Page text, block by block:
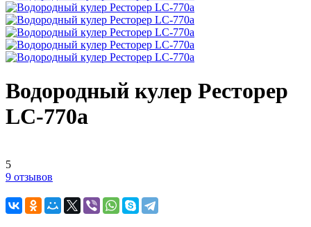
Водородный кулер Ресторер
LC-770a
5
9 отзывов